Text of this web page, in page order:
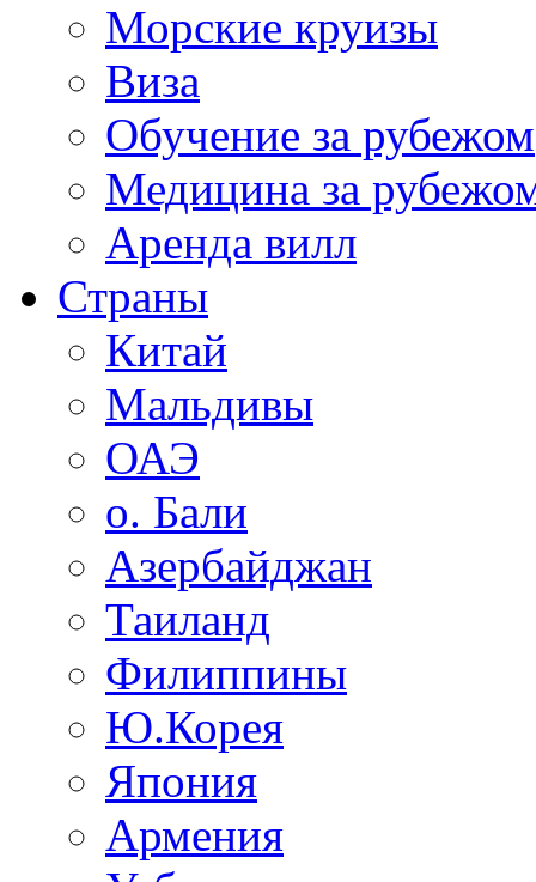
Морские круизы
Виза
Обучение за рубежом
Медицина за
Аренда вилл
Страны
Китай
Мальдивы
ОАЭ
о. Бали
Азербайджан
Таиланд
Филиппины
Ю.Корея
Япония
Армения